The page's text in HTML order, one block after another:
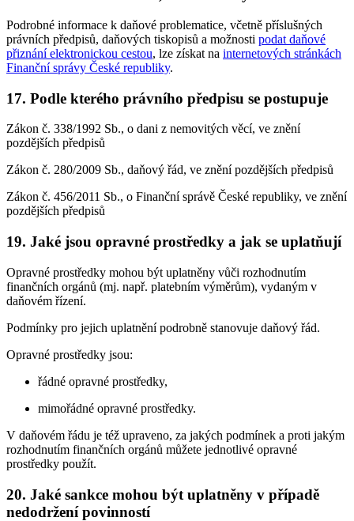
Podrobné informace k daňové problematice, včetně příslušných
právních předpisů, daňových tiskopisů a možnosti podat daňové
přiznání elektronickou cestou, lze získat na internetových stránkách
Finanční správy České republiky.
17. Podle kterého právního předpisu se postupuje
Zákon č. 338/1992 Sb., o dani z nemovitých věcí, ve znění
pozdějších předpisů
Zákon č. 280/2009 Sb., daňový řád, ve znění pozdějších předpisů
Zákon č. 456/2011 Sb., o Finanční správě České republiky, ve znění
pozdějších předpisů
19. Jaké jsou opravné prostředky a jak se uplatňují
Opravné prostředky mohou být uplatněny vůči rozhodnutím
finančních orgánů (mj. např. platebním výměrům), vydaným v
daňovém řízení.
Podmínky pro jejich uplatnění podrobně stanovuje daňový řád.
Opravné prostředky jsou:
řádné opravné prostředky,
mimořádné opravné prostředky.
V daňovém řádu je též upraveno, za jakých podmínek a proti jakým
rozhodnutím finančních orgánů můžete jednotlivé opravné
prostředky použít.
20. Jaké sankce mohou být uplatněny v případě
nedodržení povinností